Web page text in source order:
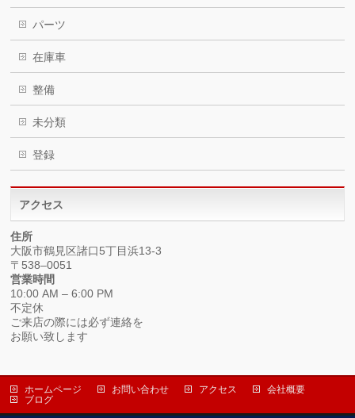
パーツ
在庫車
整備
未分類
登録
アクセス
住所
大阪市鶴見区諸口5丁目浜13-3
〒538–0051
営業時間
10:00 AM – 6:00 PM
不定休
ご来店の際には必ず連絡を
お願い致します
ホームページ お問い合わせ アクセス
会社概要
ブログ